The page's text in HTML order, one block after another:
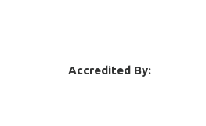
Accredited By: